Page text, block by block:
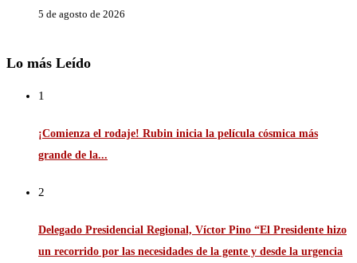
5 de agosto de 2026
Lo más Leído
1
¡Comienza el rodaje! Rubin inicia la película cósmica más
grande de la...
2
Delegado Presidencial Regional, Víctor Pino “El Presidente hizo
un recorrido por las necesidades de la gente y desde la urgencia